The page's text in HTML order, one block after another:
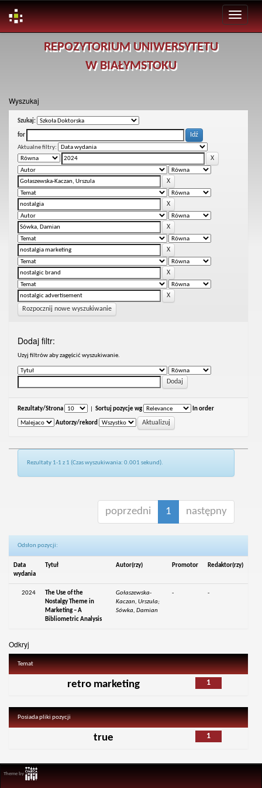
REPOZYTORIUM UNIWERSYTETU
W BIAŁYMSTOKU
Wyszukaj
Szukaj:
for
Aktualne filtry:
Rozpocznij nowe wyszukiwanie
Dodaj filtr:
Uzyj filtrów aby zagęścić wyszukiwanie.
Rezultaty/Strona Sortuj pozycje wg In order
Autorzy/rekord
Rezultaty 1-1 z 1 (Czas wyszukiwania: 0.001 sekund).
poprzedni 1 następny
Odsłon pozycji:
Data
wydania
Tytuł Autor(rzy) Promotor Redaktor(rzy)
2024
The Use of the
Nostalgy Theme in
Marketing – A
Bibliometric Analysis
Gołaszewska-
Kaczan, Urszula;
Sówka, Damian
- -
Odkryj
Temat
1
retro marketing
Posiada pliki pozycji
1
true
Theme by